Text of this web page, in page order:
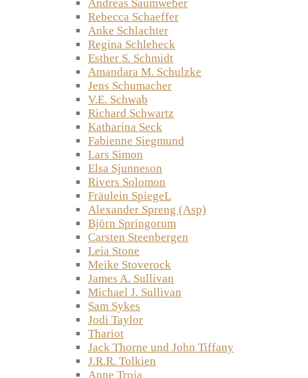
Andreas Saumweber
Rebecca Schaeffer
Anke Schlachter
Regina Schleheck
Esther S. Schmidt
Amandara M. Schulzke
Jens Schumacher
V.E. Schwab
Richard Schwartz
Katharina Seck
Fabienne Siegmund
Lars Simon
Elsa Sjunneson
Rivers Solomon
Fräulein SpiegeL
Alexander Spreng (Asp)
Björn Springorum
Carsten Steenbergen
Leia Stone
Meike Stoverock
James A. Sullivan
Michael J. Sullivan
Sam Sykes
Jodi Taylor
Thariot
Jack Thorne und John Tiffany
J.R.R. Tolkien
Anne Troja